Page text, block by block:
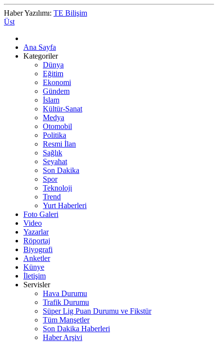
Haber Yazılımı: TE Bilişim
Üst
Ana Sayfa
Kategoriler
Dünya
Eğitim
Ekonomi
Gündem
İslam
Kültür-Sanat
Medya
Otomobil
Politika
Resmi İlan
Sağlık
Seyahat
Son Dakika
Spor
Teknoloji
Trend
Yurt Haberleri
Foto Galeri
Video
Yazarlar
Röportaj
Biyografi
Anketler
Künye
İletişim
Servisler
Hava Durumu
Trafik Durumu
Süper Lig Puan Durumu ve Fikstür
Tüm Manşetler
Son Dakika Haberleri
Haber Arşivi